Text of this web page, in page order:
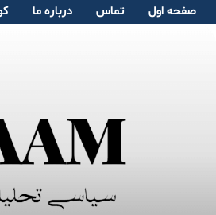
صفحە اول تماس دربارە ما